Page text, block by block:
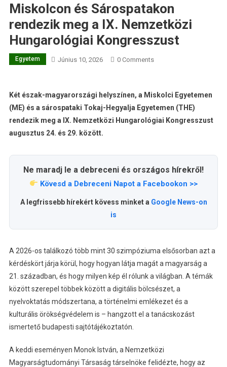
Miskolcon és Sárospatakon
rendezik meg a IX. Nemzetközi
Hungarológiai Kongresszust
Egyetem Június 10, 2026 0 Comments
Két észak-magyarországi helyszínen, a Miskolci Egyetemen
(ME) és a sárospataki Tokaj-Hegyalja Egyetemen (THE)
rendezik meg a IX. Nemzetközi Hungarológiai Kongresszust
augusztus 24. és 29. között.
Ne maradj le a debreceni és országos hírekről!
Kövesd a Debreceni Napot a Facebookon >>
A legfrissebb hírekért kövess minket a Google News-on
is
A 2026-os találkozó több mint 30 szimpóziuma elsősorban azt a
kérdéskört járja körül, hogy hogyan látja magát a magyarság a
21. században, és hogy milyen kép él rólunk a világban. A témák
között szerepel többek között a digitális bölcsészet, a
nyelvoktatás módszertana, a történelmi emlékezet és a
kulturális örökségvédelem is – hangzott el a tanácskozást
ismertető budapesti sajtótájékoztatón.
A keddi eseményen Monok István, a Nemzetközi
Magyarságtudományi Társaság társelnöke felidézte, hogy az